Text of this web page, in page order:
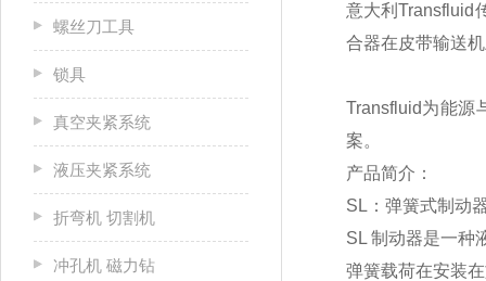
螺丝刀工具
锁具
真空夹紧系统
液压夹紧系统
折弯机 切割机
冲孔机 磁力钻
意大利Transfluid
合器在皮带输送
Transfluid为能源
案。
产品简介：
SL：弹簧式制动
SL 制动器是一种
弹簧载荷在安装